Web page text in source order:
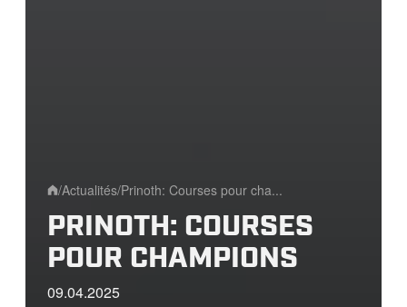
/Actualités/Prinoth: Courses pour cha...
PRINOTH: COURSES
POUR CHAMPIONS
09.04.2025